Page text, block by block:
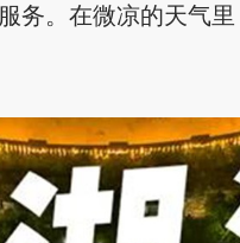
。在微凉的天气里